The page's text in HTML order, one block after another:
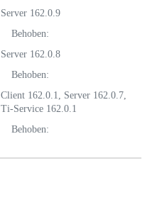
Server 162.0.9
Behoben:
Server 162.0.8
Behoben:
Client 162.0.1, Server 162.0.7,
Ti-Service 162.0.1
Behoben: